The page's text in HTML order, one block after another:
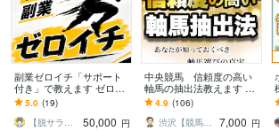
副業ゼロイチ「サポート
付き」で教えます ゼロイ
チ達成までサポートがつ
いて〈稼ぐノウハウ〉を
伝授します
5.0 (19)
【脱サラぱぱK】3ヶ月で脱サラできた方法
50,000 円
中央競馬 信頼度の高い
軸馬の抽出法教えます あ
なたが知っておくべき軸
馬選びの真実 競馬
4.9 (106)
渋沢【競馬予想家】
7,000 円